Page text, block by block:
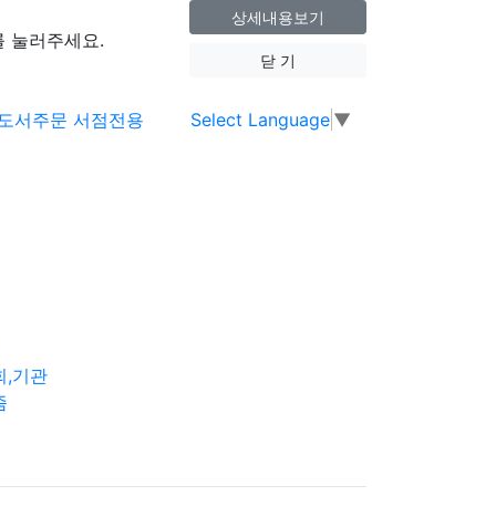
눌러주세요.
상세내용보기
닫 기
Select Language ▼
,기관